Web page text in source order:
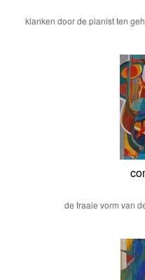
klanken door de pianist ten
de fraaie vorm van